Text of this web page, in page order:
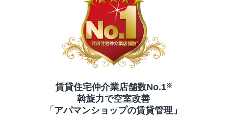
賃貸住宅仲介業店舗数No.1※
斡旋力で空室改善
「アパマンショップの賃貸管理」